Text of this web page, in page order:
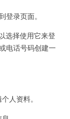
录页面。
择使用它来登
电话号码创建一
人资料。